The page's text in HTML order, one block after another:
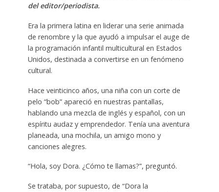
del editor/periodista.
Era la primera latina en liderar una serie animada
de renombre y la que ayudó a impulsar el auge de
la programación infantil multicultural en Estados
Unidos, destinada a convertirse en un fenómeno
cultural.
Hace veinticinco años, una niña con un corte de
pelo “bob” apareció en nuestras pantallas,
hablando una mezcla de inglés y español, con un
espíritu audaz y emprendedor. Tenía una aventura
planeada, una mochila, un amigo mono y
canciones alegres.
“Hola, soy Dora. ¿Cómo te llamas?”, preguntó.
Se trataba, por supuesto, de “Dora la